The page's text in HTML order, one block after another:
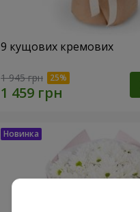
9 кущових кремових
1 945 грн